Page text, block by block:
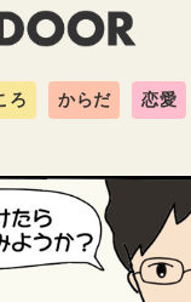
ろ からだ 恋愛